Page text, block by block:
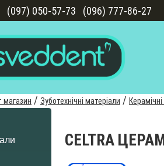
(097) 050-57-73 (096) 777-86-27
магазин / Зуботехнічні матеріали /
CELTRA